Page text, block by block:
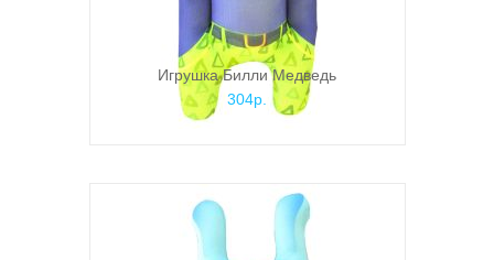
Игрушка Билли Медведь
304р.